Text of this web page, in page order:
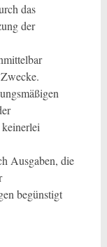
das
der
Ausgaben, die
begünstigt